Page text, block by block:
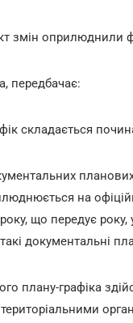
змін оприлюднили
передбачає:
складається
на
що передує року,
документальні
плану-графіка